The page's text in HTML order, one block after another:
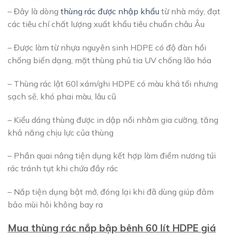
– Đây là dòng thùng rác được nhập khẩu từ nhà máy, đạt
các tiêu chí chất lượng xuất khẩu tiêu chuẩn châu Âu
– Được làm từ nhựa nguyên sinh HDPE có độ đàn hồi
chống biến dạng, mặt thùng phủ tia UV chống lão hóa
– Thùng rác lật 60l xám/ghi HDPE có màu khá tối nhưng
sạch sẽ, khó phai màu, lâu cũ
– Kiểu dáng thùng được in dập nổi nhằm gia cường, tăng
khả năng chịu lực của thùng
– Phần quai nâng tiện dụng kết hợp làm điểm nương túi
rác tránh tụt khi chứa đầy rác
– Nắp tiện dụng bật mở, đóng lại khi đã dùng giúp đảm
bảo mùi hôi không bay ra
Mua thùng rác nắp bập bênh 60 lít HDPE giá